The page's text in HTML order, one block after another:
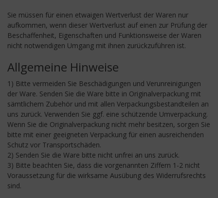
Sie müssen für einen etwaigen Wertverlust der Waren nur
aufkommen, wenn dieser Wertverlust auf einen zur Prüfung der
Beschaffenheit, Eigenschaften und Funktionsweise der Waren
nicht notwendigen Umgang mit ihnen zurückzuführen ist.
Allgemeine Hinweise
1) Bitte vermeiden Sie Beschädigungen und Verunreinigungen
der Ware. Senden Sie die Ware bitte in Originalverpackung mit
sämtlichem Zubehör und mit allen Verpackungsbestandteilen an
uns zurück. Verwenden Sie ggf. eine schützende Umverpackung.
Wenn Sie die Originalverpackung nicht mehr besitzen, sorgen Sie
bitte mit einer geeigneten Verpackung für einen ausreichenden
Schutz vor Transportschäden.
2) Senden Sie die Ware bitte nicht unfrei an uns zurück.
3) Bitte beachten Sie, dass die vorgenannten Ziffern 1-2 nicht
Voraussetzung für die wirksame Ausübung des Widerrufsrechts
sind.